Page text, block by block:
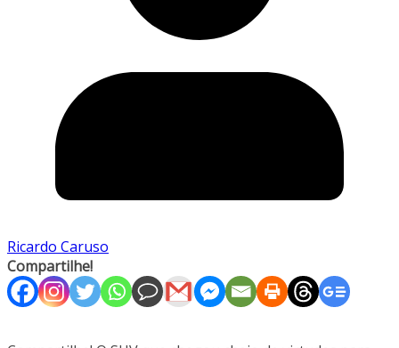
Ricardo Caruso
Compartilhe!